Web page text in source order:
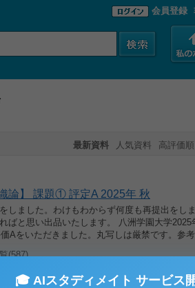
会員登録
最新資料 人気資料 高評価順
論】 課題① 評定A 2025年 秋
しました。わけもわからず何度も再提出をし
ばと思い出品いたします。 八洲学園大学
Aをいただきました。丸写しは厳禁です。参
(587)
🎓 AIスタディメイト サービス